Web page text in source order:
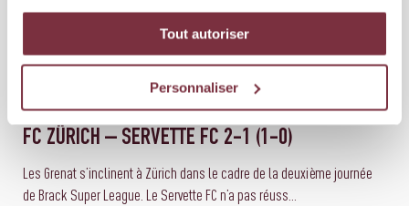
Tout autoriser
Personnaliser
ÉQUIPE PREMIÈRE
FC ZÜRICH – SERVETTE FC 2-1 (1-0)
Les Grenat s’inclinent à Zürich dans le cadre de la deuxième journée
de Brack Super League. Le Servette FC n’a pas réuss...